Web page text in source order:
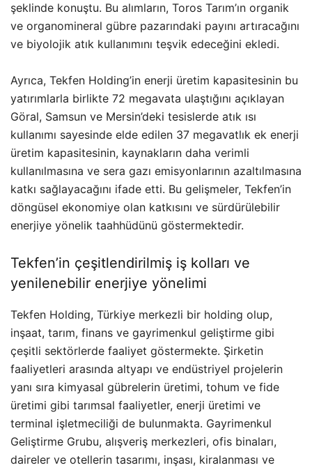
şeklinde konuştu. Bu alımların, Toros Tarım’ın organik
ve organomineral gübre pazarındaki payını artıracağını
ve biyolojik atık kullanımını teşvik edeceğini ekledi.
Ayrıca, Tekfen Holding’in enerji üretim kapasitesinin bu
yatırımlarla birlikte 72 megavata ulaştığını açıklayan
Göral, Samsun ve Mersin’deki tesislerde atık ısı
kullanımı sayesinde elde edilen 37 megavatlık ek enerji
üretim kapasitesinin, kaynakların daha verimli
kullanılmasına ve sera gazı emisyonlarının azaltılmasına
katkı sağlayacağını ifade etti. Bu gelişmeler, Tekfen’in
döngüsel ekonomiye olan katkısını ve sürdürülebilir
enerjiye yönelik taahhüdünü göstermektedir.
Tekfen’in çeşitlendirilmiş iş kolları ve
yenilenebilir enerjiye yönelimi
Tekfen Holding, Türkiye merkezli bir holding olup,
inşaat, tarım, finans ve gayrimenkul geliştirme gibi
çeşitli sektörlerde faaliyet göstermekte. Şirketin
faaliyetleri arasında altyapı ve endüstriyel projelerin
yanı sıra kimyasal gübrelerin üretimi, tohum ve fide
üretimi gibi tarımsal faaliyetler, enerji üretimi ve
terminal işletmeciliği de bulunmakta. Gayrimenkul
Geliştirme Grubu, alışveriş merkezleri, ofis binaları,
daireler ve otellerin tasarımı, inşası, kiralanması ve